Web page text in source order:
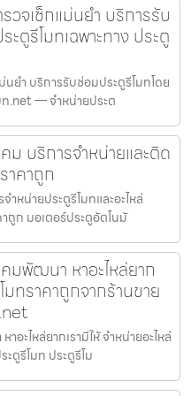
วจเช็กแม่นยำ บริการรับ
ตูรีโมทเฉพาะทาง ประตู
ยำ บริการรับซ่อมประตูรีโมทโดย
ท.net — จำหน่ายประต
บริการจำหน่ายและติด
าคาถูก
หน่ายประตูรีโมทและอะไหล่
ถูก มอเตอร์ประตูอัตโนมั
มพัฒนา หาอะไหล่ยาก
มทราคาถูกจากร้านขาย
ะไหล่ยากเรามีให้ จำหน่ายอะไหล่
ะตูรีโมท ประตูรีโม